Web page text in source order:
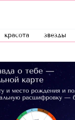
красота звезды